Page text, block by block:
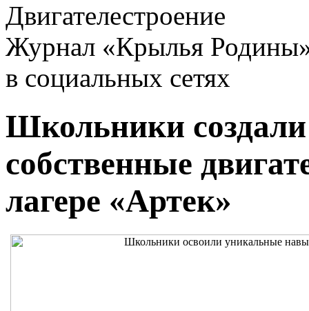
Двигателестроение
Журнал «Крылья
в социальных сетях
Школьники
собственные
лагере «Артек»